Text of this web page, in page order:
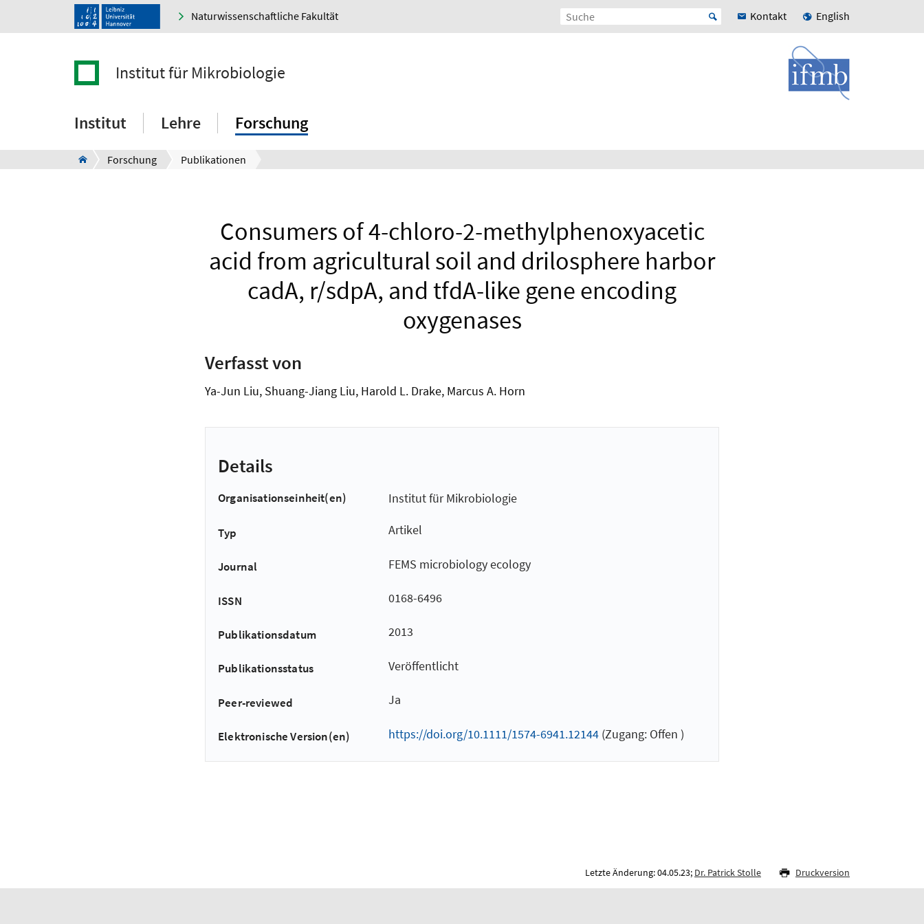
Naturwissenschaftliche Fakultät Kontakt English
Institut für Mikrobiologie
Institut Lehre Forschung
Forschung Publikationen
Consumers of 4-chloro-2-methylphenoxyacetic
acid from agricultural soil and drilosphere harbor
cadA, r/sdpA, and tfdA-like gene encoding
oxygenases
Verfasst von
Ya-Jun Liu, Shuang-Jiang Liu, Harold L. Drake, Marcus A. Horn
Details
Organisationseinheit(en) Institut für Mikrobiologie
Typ Artikel
Journal FEMS microbiology ecology
ISSN 0168-6496
Publikationsdatum 2013
Publikationsstatus Veröffentlicht
Peer-reviewed Ja
Elektronische Version(en) https://doi.org/10.1111/1574-6941.12144(Zugang: Offen )
Letzte Änderung: 04.05.23; Dr. Patrick Stolle Druckversion